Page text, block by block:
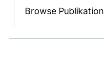
Browse